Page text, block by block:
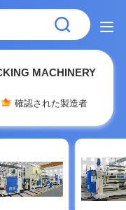
MACHINERY
確認された製造者